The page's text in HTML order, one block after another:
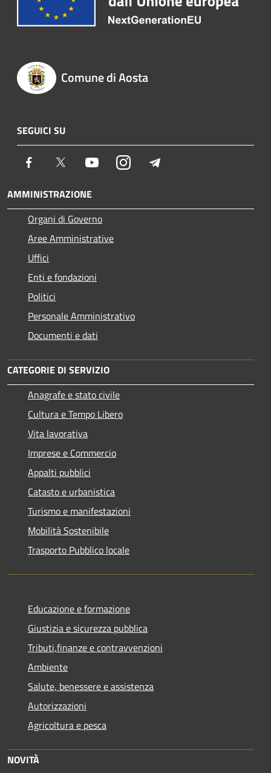
Comune di Aosta
SEGUICI SU
Facebook Twitter YoutubeInstagram
AMMINISTRAZIONE
Organi di Governo
Aree Amministrative
Uffici
Enti e fondazioni
Politici
Personale Amministrativo
Documenti e dati
CATEGORIE DI SERVIZIO
Anagrafe e stato civile
Cultura e Tempo Libero
Vita lavorativa
Imprese e Commercio
Appalti pubblici
Catasto e urbanistica
Turismo e manifestazioni
Mobilità Sostenibile
Trasporto Pubblico locale
Educazione e formazione
Giustizia e sicurezza pubblica
Tributi,finanze e contravvenzioni
Ambiente
Salute, benessere e assistenza
Autorizzazioni
Agricoltura e pesca
NOVITÀ